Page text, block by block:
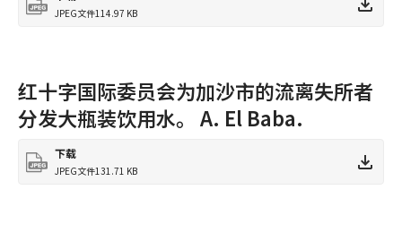
JPEG文件114.97 KB
红十字国际委员会为加沙市的流离失所者
分发大瓶装饮用水。 A. El Baba.
下载
JPEG文件131.71 KB